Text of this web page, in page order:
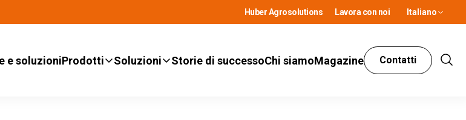
Huber Agrosolutions Lavora con noi Italiano
e soluzioniProdotti Soluzioni Storie di successoChi siamoMagazine Contatti
Show